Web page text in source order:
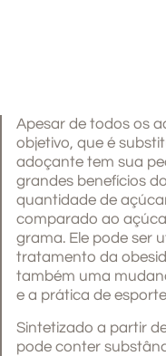
Apesar de todos os
objetivo, que é
adoçante tem sua
grandes benefícios
quantidade de
comparado ao
grama. Ele pode ser
tratamento da
também uma
e a prática de
Sintetizado a partir
pode conter